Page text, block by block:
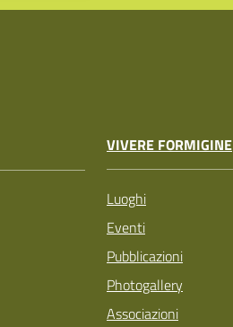
VIVERE FORMIGINE
Luoghi
Eventi
Pubblicazioni
Photogallery
Associazioni